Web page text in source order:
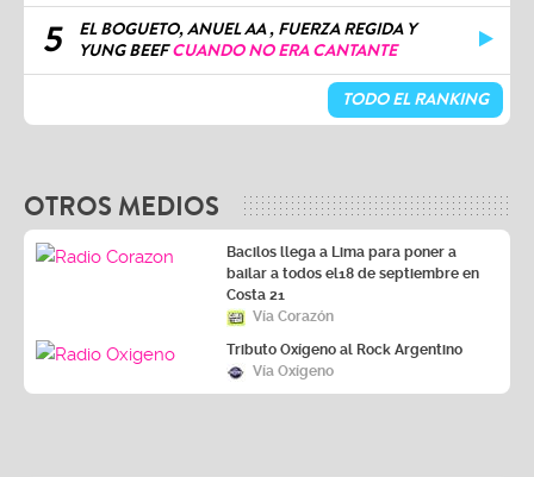
5
EL BOGUETO, ANUEL AA , FUERZA REGIDA Y
YUNG BEEFCUANDO NO ERA CANTANTE
TODO EL RANKING
Bacilos llega a Lima para poner a
bailar a todos el18 de septiembre en
Costa 21
Vía Corazón
Tributo Oxígeno al Rock Argentino
Vía Oxígeno